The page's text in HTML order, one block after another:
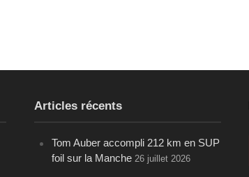
Articles récents
Tom Auber accompli 212 km en SUP
foil sur la Manche 26 juillet 2026